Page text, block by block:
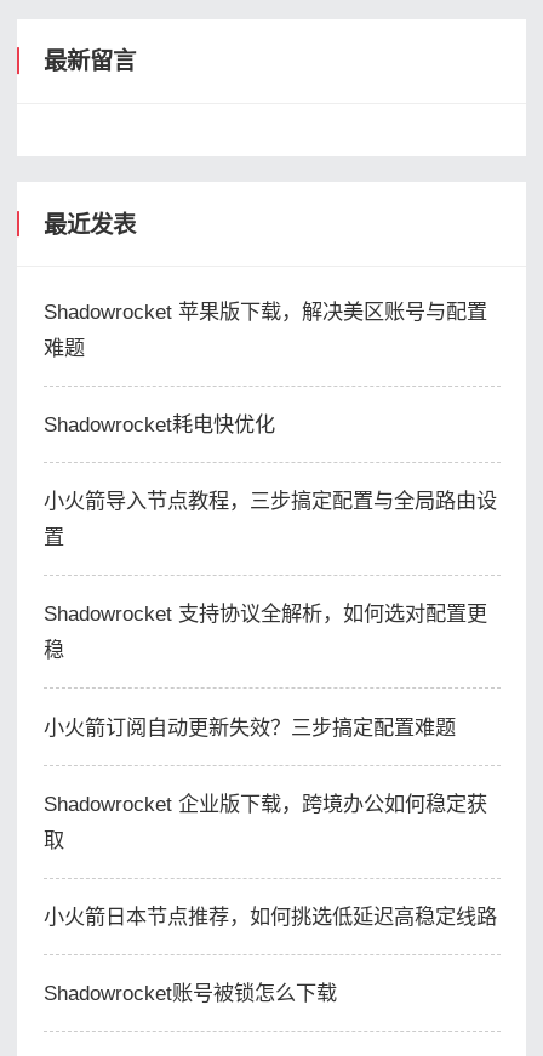
最新留言
最近发表
Shadowrocket 苹果版下载，解决美区账号与配置
难题
Shadowrocket耗电快优化
小火箭导入节点教程，三步搞定配置与全局路由设
置
Shadowrocket 支持协议全解析，如何选对配置更
稳
小火箭订阅自动更新失效？三步搞定配置难题
Shadowrocket 企业版下载，跨境办公如何稳定获
取
小火箭日本节点推荐，如何挑选低延迟高稳定线路
Shadowrocket账号被锁怎么下载